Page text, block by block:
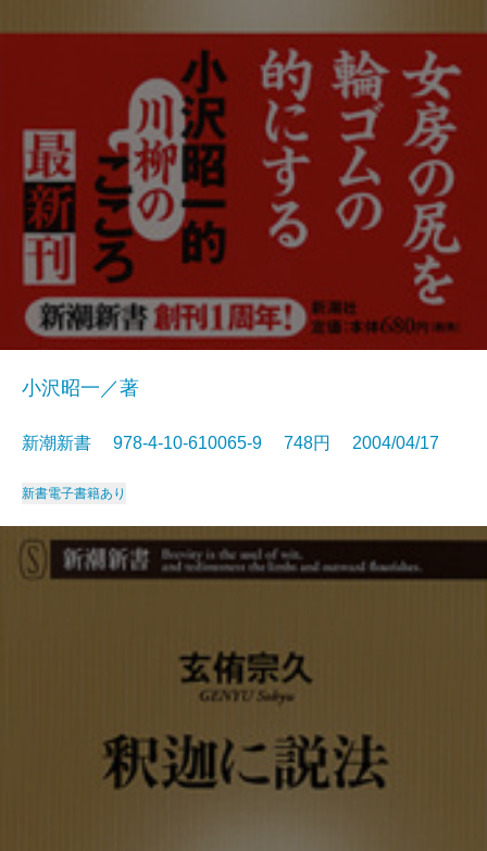
小沢昭一／著
新潮新書 978-4-10-610065-9 748円 2004/04/17
新書電子書籍あり